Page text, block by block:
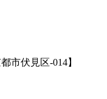
市伏見区-014】